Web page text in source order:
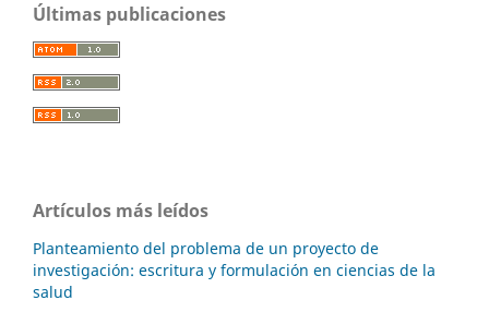
Últimas publicaciones
Artículos más leídos
Planteamiento del problema de un proyecto de
investigación: escritura y formulación en ciencias de la
salud